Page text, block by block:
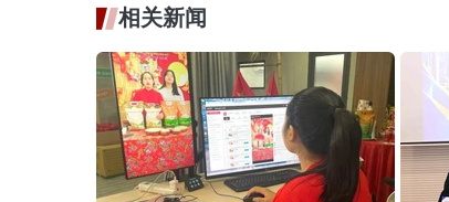
相关新闻